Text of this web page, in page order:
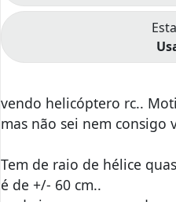
vendo helicóptero rc..
mas não sei nem consigo
Tem de raio de hélice
é de +/- 60 cm..